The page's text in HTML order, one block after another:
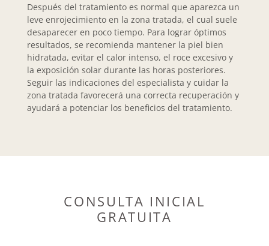
Después del tratamiento es normal que aparezca un
leve enrojecimiento en la zona tratada, el cual suele
desaparecer en poco tiempo. Para lograr óptimos
resultados, se recomienda mantener la piel bien
hidratada, evitar el calor intenso, el roce excesivo y
la exposición solar durante las horas posteriores.
Seguir las indicaciones del especialista y cuidar la
zona tratada favorecerá una correcta recuperación y
ayudará a potenciar los beneficios del tratamiento.
CONSULTA INICIAL
GRATUITA